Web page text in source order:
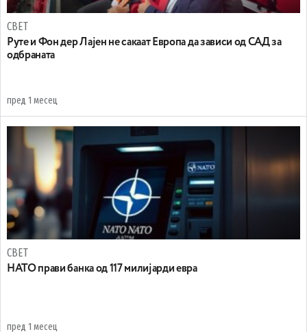
СВЕТ
Руте и Фон дер Лајен не сакаат Европа да зависи од САД за
одбраната
пред 1 месец
СВЕТ
НАТО прави банка од 117 милијарди евра
пред 1 месец